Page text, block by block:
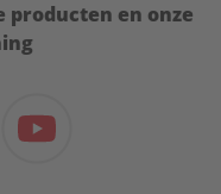
producten en onze